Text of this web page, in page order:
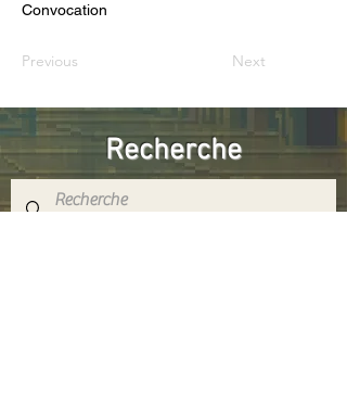
Convocation
Previous Next
Recherche